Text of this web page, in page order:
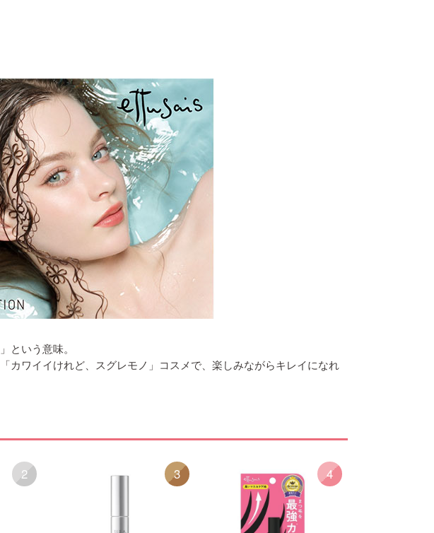
という意味。
カワイイけれど、スグレモノ」コスメで、楽しみながらキレイになれ
2 3 4